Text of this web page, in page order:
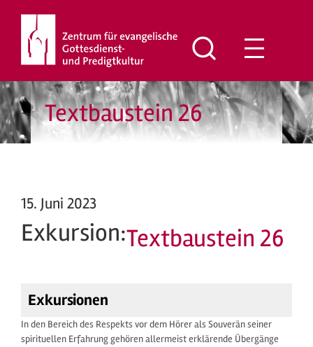
springen
Textbaustein 26
15. Juni 2023
Exkursion:Textbaustein 26
Exkursionen
In den Bereich des Respekts vor dem Hörer als Souverän seiner
spirituellen Erfahrung gehören allermeist erklärende Übergänge